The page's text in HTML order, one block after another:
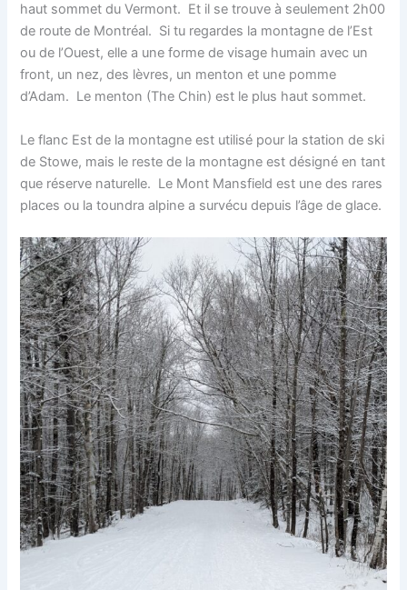
haut sommet du Vermont. Et il se trouve à seulement 2h00
de route de Montréal. Si tu regardes la montagne de l’Est
ou de l’Ouest, elle a une forme de visage humain avec un
front, un nez, des lèvres, un menton et une pomme
d’Adam. Le menton (The Chin) est le plus haut sommet.
Le flanc Est de la montagne est utilisé pour la station de ski
de Stowe, mais le reste de la montagne est désigné en tant
que réserve naturelle. Le Mont Mansfield est une des rares
places ou la toundra alpine a survécu depuis l’âge de glace.